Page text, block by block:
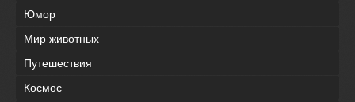
Юмор
Мир животных
Путешествия
Космос